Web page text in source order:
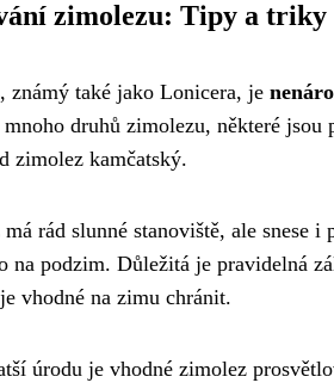
zimolezu: Tipy a triky
známý také jako Lonicera, je
druhů zimolezu, některé
zimolez kamčatský.
rád slunné stanoviště, ale snese
na podzim. Důležitá je pravidelná
vhodné na zimu chránit.
úrodu je vhodné zimolez